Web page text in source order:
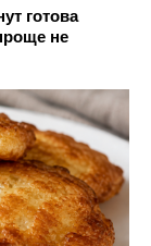
готова
не